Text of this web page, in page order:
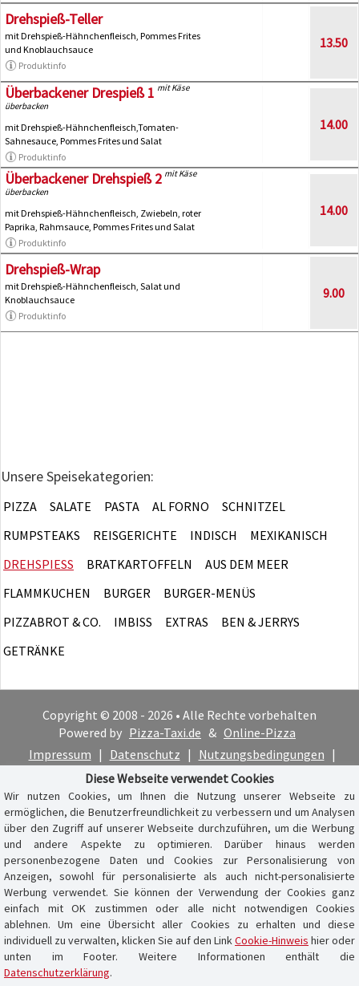
Drehspieß-Teller
mit Drehspieß-Hähnchenfleisch, Pommes Frites
und Knoblauchsauce
Produktinfo
13.50
Überbackener Drespieß 1 mit Käse
überbacken
mit Drehspieß-Hähnchenfleisch,Tomaten-
Sahnesauce, Pommes Frites und Salat
Produktinfo
14.00
Überbackener Drehspieß 2 mit Käse
überbacken
mit Drehspieß-Hähnchenfleisch, Zwiebeln, roter
Paprika, Rahmsauce, Pommes Frites und Salat
Produktinfo
14.00
Drehspieß-Wrap
mit Drehspieß-Hähnchenfleisch, Salat und
Knoblauchsauce
Produktinfo
9.00
Unsere Speisekategorien:
PIZZA SALATE PASTA AL FORNO
SCHNITZEL
RUMPSTEAKS
REISGERICHTE INDISCH
MEXIKANISCH
DREHSPIESS
BRATKARTOFFELN
AUS DEM MEER
FLAMMKUCHEN
BURGER
BURGER-MENÜS
PIZZABROT & CO.
IMBISS EXTRAS
BEN & JERRYS
GETRÄNKE
Copyright © 2008 - 2026 • Alle Rechte vorbehalten
Powered by Pizza-Taxi.de & Online-Pizza
Impressum | Datenschutz | Nutzungsbedingungen |
Cookie-Hinweis
Diese Webseite verwendet Cookies
Wir nutzen Cookies, um Ihnen die Nutzung unserer Webseite zu
ermöglichen, die Benutzerfreundlichkeit zu verbessern und um Analysen
über den Zugriff auf unserer Webseite durchzuführen, um die Werbung
und andere Aspekte zu optimieren. Darüber hinaus werden
personenbezogene Daten und Cookies zur Personalisierung von
Anzeigen, sowohl für personalisierte als auch nicht-personalisierte
Werbung verwendet. Sie können der Verwendung der Cookies ganz
einfach mit OK zustimmen oder alle nicht notwendigen Cookies
ablehnen. Um eine Übersicht aller Cookies zu erhalten und diese
individuell zu verwalten, klicken Sie auf den LinkCookie-Hinweis hier oder
unten im Footer. Weitere Informationen enthält die
Datenschutzerklärung.